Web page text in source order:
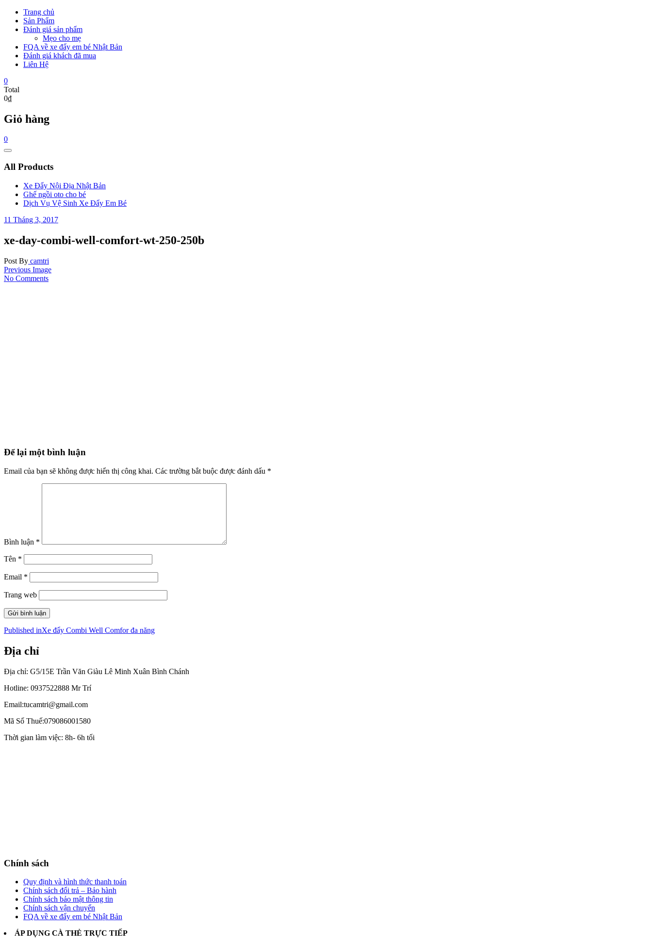
Trang chủ
Sản Phẩm
Đánh giá sản phẩm
Mẹo cho mẹ
FQA về xe đẩy em bé Nhật Bản
Đánh giá khách đã mua
Liên Hệ
0
Total
0₫
Giỏ hàng
0
Catalog
All Products
Xe Đẩy Nội Địa Nhật Bản
Ghế ngồi oto cho bé
Dịch Vụ Vệ Sinh Xe Đẩy Em Bé
11 Tháng 3, 2017
xe-day-combi-well-comfort-wt-250-250b
Post By camtri
Previous Image
No Comments
Để lại một bình luận
Email của bạn sẽ không được hiển thị công khai. Các trường bắt buộc được đánh dấu *
Bình luận *
Tên *
Email *
Trang web
Điều
hướng
bài
viết
Published inXe đẩy Combi Well Comfor đa năng
Địa chỉ
Địa chỉ: G5/15E Trần Văn Giàu Lê Minh Xuân Bình Chánh
Hotline: 0937522888 Mr Trí
Email:tucamtri@gmail.com
Mã Số Thuế:079086001580
Thời gian làm việc: 8h- 6h tối
Chính sách
Quy định và hình thức thanh toán
Chính sách đổi trả – Bảo hành
Chính sách bảo mật thông tin
Chính sách vận chuyển
FQA về xe đẩy em bé Nhật Bản
ÁP DỤNG CÀ THẺ TRỰC TIẾP